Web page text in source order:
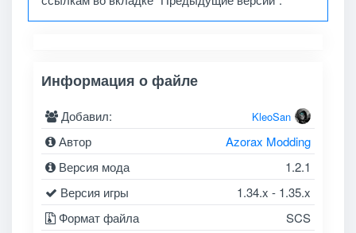
Информация о файле
Добавил: KleoSan
Автор
Azorax Modding
Версия мода
1.2.1
Версия игры
1.34.x - 1.35.x
Формат файла
SCS